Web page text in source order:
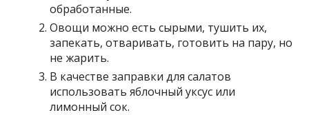
обработанные.
Овощи можно есть сырыми, тушить их,
запекать, отваривать, готовить на пару, но
не жарить.
В качестве заправки для салатов
использовать яблочный уксус или
лимонный сок.